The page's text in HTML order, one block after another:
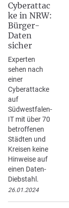
Cyberattac
ke in NRW:
Bürger-
Daten
sicher
Experten
sehen nach
einer
Cyberattacke
auf
Südwestfalen-
IT mit über 70
betroffenen
Städten und
Kreisen keine
Hinweise auf
einen Daten-
Diebstahl.
26.01.2024